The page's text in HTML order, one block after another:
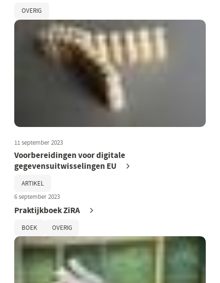
OVERIG
11 september 2023
Voorbereidingen voor digitale
gegevensuitwisselingen EU
ARTIKEL
6 september 2023
Praktijkboek ZiRA
BOEK OVERIG